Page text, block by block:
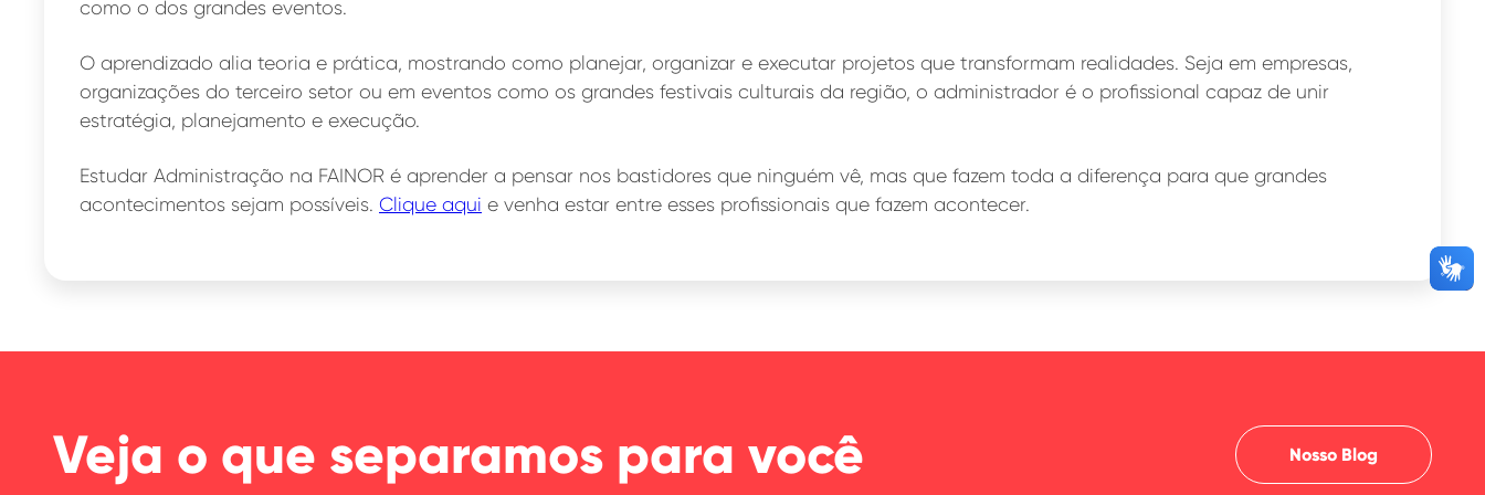
como o dos grandes eventos.
O aprendizado alia teoria e prática, mostrando como planejar, organizar e executar projetos que transformam realidades. Seja em empresas,
organizações do terceiro setor ou em eventos como os grandes festivais culturais da região, o administrador é o profissional capaz de unir
estratégia, planejamento e execução.
Estudar Administração na FAINOR é aprender a pensar nos bastidores que ninguém vê, mas que fazem toda a diferença para que grandes
acontecimentos sejam possíveis. Clique aqui e venha estar entre esses profissionais que fazem acontecer.
Veja o que separamos para você Nosso Blog